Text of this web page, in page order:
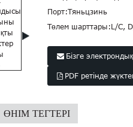
Порт:Тяньцзинь
Төлем шарттары:L/C,
Бізге
PDF ретінде
ӨНІМ ТЕГТЕРІ